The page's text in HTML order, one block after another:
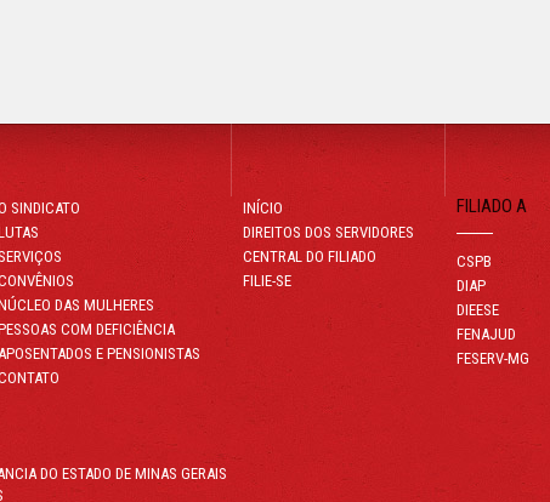
SINDICATO
DAS MULHERES
COM DEFICIÊNCIA
E PENSIONISTAS
INÍCIO
DIREITOS DOS SERVIDORES
CENTRAL DO FILIADO
FILIE-SE
FILIADO A
CSPB
DIAP
DIEESE
FENAJUD
FESERV-MG
DO ESTADO DE MINAS GERAIS